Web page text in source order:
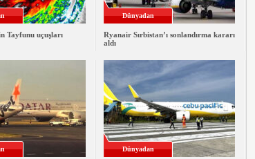
Tayfunu uçuşları
Dünyadan
Ryanair Sırbistan’ı sonlandırma kararı
aldı
Dünyadan